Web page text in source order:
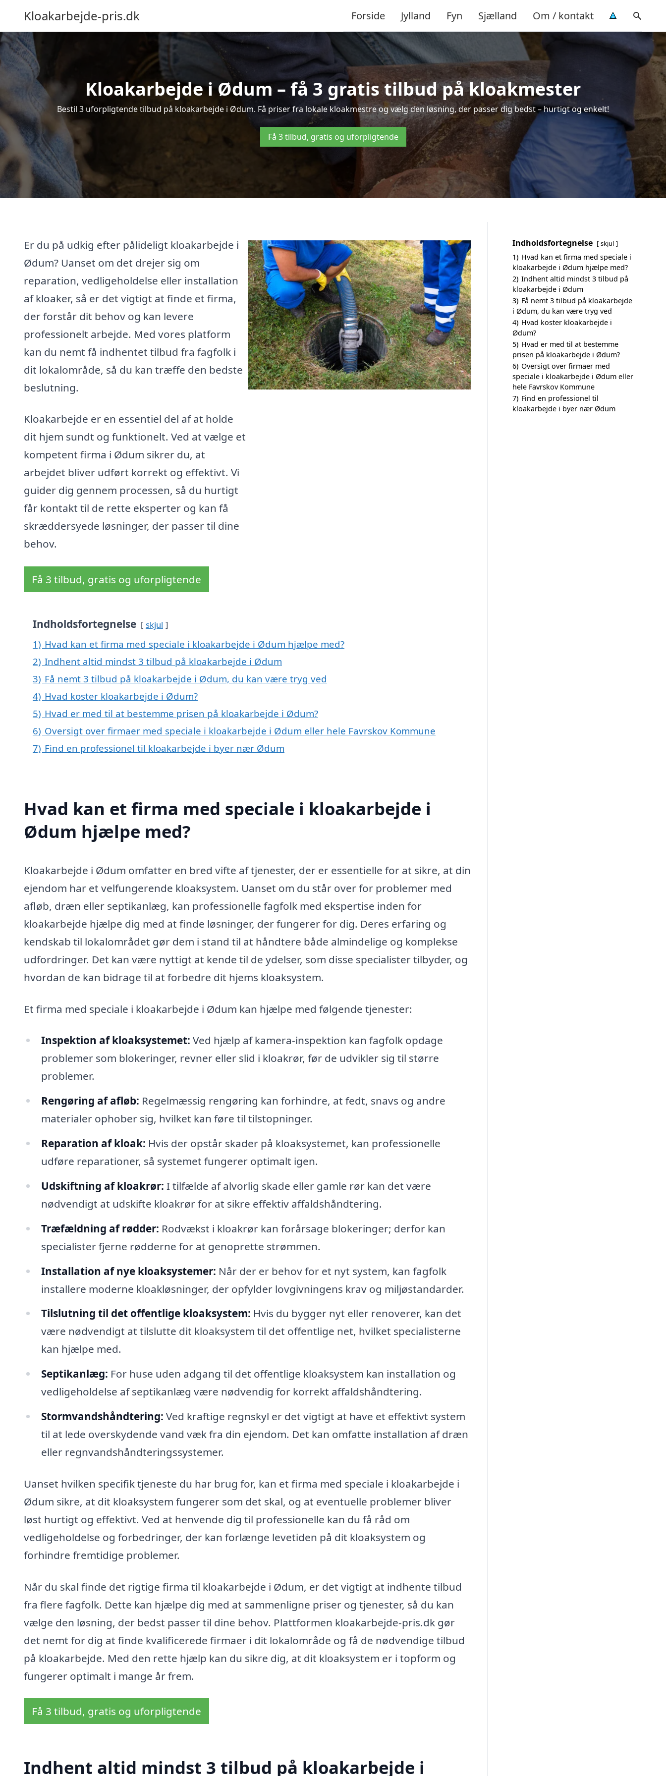
Kloakarbejde-pris.dk Forside Jylland Fyn Sjælland Om / kontakt
Kloakarbejde i Ødum – få 3 gratis tilbud på kloakmester
Bestil 3 uforpligtende tilbud på kloakarbejde i Ødum. Få priser fra lokale kloakmestre og vælg den løsning, der passer dig bedst – hurtigt og enkelt!
Få 3 tilbud, gratis og uforpligtende
Er du på udkig efter pålideligt kloakarbejde i
Ødum? Uanset om det drejer sig om
reparation, vedligeholdelse eller installation
af kloaker, så er det vigtigt at finde et firma,
der forstår dit behov og kan levere
professionelt arbejde. Med vores platform
kan du nemt få indhentet tilbud fra fagfolk i
dit lokalområde, så du kan træffe den bedste
beslutning.
Kloakarbejde er en essentiel del af at holde
dit hjem sundt og funktionelt. Ved at vælge et
kompetent firma i Ødum sikrer du, at
arbejdet bliver udført korrekt og effektivt. Vi
guider dig gennem processen, så du hurtigt
får kontakt til de rette eksperter og kan få
skræddersyede løsninger, der passer til dine
behov.
Få 3 tilbud, gratis og uforpligtende
Indholdsfortegnelse skjul
1) Hvad kan et firma med speciale i kloakarbejde i Ødum hjælpe med?
2) Indhent altid mindst 3 tilbud på kloakarbejde i Ødum
3) Få nemt 3 tilbud på kloakarbejde i Ødum, du kan være tryg ved
4) Hvad koster kloakarbejde i Ødum?
5) Hvad er med til at bestemme prisen på kloakarbejde i Ødum?
6) Oversigt over firmaer med speciale i kloakarbejde i Ødum eller hele Favrskov Kommune
7) Find en professionel til kloakarbejde i byer nær Ødum
Hvad kan et firma med speciale i kloakarbejde i
Ødum hjælpe med?
Kloakarbejde i Ødum omfatter en bred vifte af tjenester, der er essentielle for at sikre, at din
ejendom har et velfungerende kloaksystem. Uanset om du står over for problemer med
afløb, dræn eller septikanlæg, kan professionelle fagfolk med ekspertise inden for
kloakarbejde hjælpe dig med at finde løsninger, der fungerer for dig. Deres erfaring og
kendskab til lokalområdet gør dem i stand til at håndtere både almindelige og komplekse
udfordringer. Det kan være nyttigt at kende til de ydelser, som disse specialister tilbyder, og
hvordan de kan bidrage til at forbedre dit hjems kloaksystem.
Et firma med speciale i kloakarbejde i Ødum kan hjælpe med følgende tjenester:
Inspektion af kloaksystemet: Ved hjælp af kamera-inspektion kan fagfolk opdage
problemer som blokeringer, revner eller slid i kloakrør, før de udvikler sig til større
problemer.
Rengøring af afløb: Regelmæssig rengøring kan forhindre, at fedt, snavs og andre
materialer ophober sig, hvilket kan føre til tilstopninger.
Reparation af kloak: Hvis der opstår skader på kloaksystemet, kan professionelle
udføre reparationer, så systemet fungerer optimalt igen.
Udskiftning af kloakrør: I tilfælde af alvorlig skade eller gamle rør kan det være
nødvendigt at udskifte kloakrør for at sikre effektiv affaldshåndtering.
Træfældning af rødder: Rodvækst i kloakrør kan forårsage blokeringer; derfor kan
specialister fjerne rødderne for at genoprette strømmen.
Installation af nye kloaksystemer: Når der er behov for et nyt system, kan fagfolk
installere moderne kloakløsninger, der opfylder lovgivningens krav og miljøstandarder.
Tilslutning til det offentlige kloaksystem: Hvis du bygger nyt eller renoverer, kan det
være nødvendigt at tilslutte dit kloaksystem til det offentlige net, hvilket specialisterne
kan hjælpe med.
Septikanlæg: For huse uden adgang til det offentlige kloaksystem kan installation og
vedligeholdelse af septikanlæg være nødvendig for korrekt affaldshåndtering.
Stormvandshåndtering: Ved kraftige regnskyl er det vigtigt at have et effektivt system
til at lede overskydende vand væk fra din ejendom. Det kan omfatte installation af dræn
eller regnvandshåndteringssystemer.
Uanset hvilken specifik tjeneste du har brug for, kan et firma med speciale i kloakarbejde i
Ødum sikre, at dit kloaksystem fungerer som det skal, og at eventuelle problemer bliver
løst hurtigt og effektivt. Ved at henvende dig til professionelle kan du få råd om
vedligeholdelse og forbedringer, der kan forlænge levetiden på dit kloaksystem og
forhindre fremtidige problemer.
Når du skal finde det rigtige firma til kloakarbejde i Ødum, er det vigtigt at indhente tilbud
fra flere fagfolk. Dette kan hjælpe dig med at sammenligne priser og tjenester, så du kan
vælge den løsning, der bedst passer til dine behov. Plattformen kloakarbejde-pris.dk gør
det nemt for dig at finde kvalificerede firmaer i dit lokalområde og få de nødvendige tilbud
på kloakarbejde. Med den rette hjælp kan du sikre dig, at dit kloaksystem er i topform og
fungerer optimalt i mange år frem.
Få 3 tilbud, gratis og uforpligtende
Indhent altid mindst 3 tilbud på kloakarbejde i
Indholdsfortegnelse skjul
1) Hvad kan et firma med speciale i
kloakarbejde i Ødum hjælpe med?
2) Indhent altid mindst 3 tilbud på
kloakarbejde i Ødum
3) Få nemt 3 tilbud på kloakarbejde
i Ødum, du kan være tryg ved
4) Hvad koster kloakarbejde i
Ødum?
5) Hvad er med til at bestemme
prisen på kloakarbejde i Ødum?
6) Oversigt over firmaer med
speciale i kloakarbejde i Ødum eller
hele Favrskov Kommune
7) Find en professionel til
kloakarbejde i byer nær Ødum